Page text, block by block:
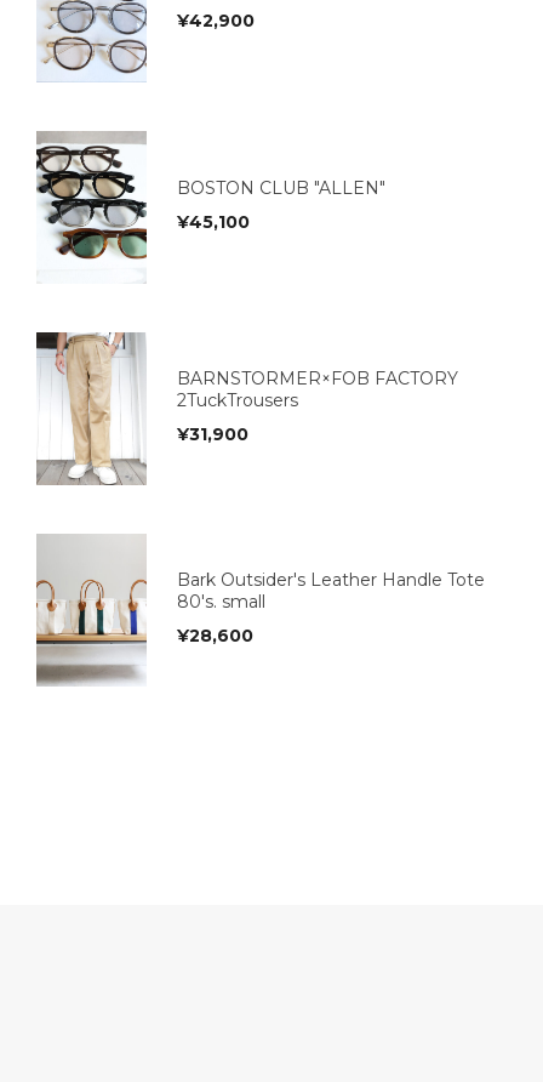
¥42,900
BOSTON CLUB "ALLEN"
¥45,100
BARNSTORMER×FOB FACTORY
2TuckTrousers
¥31,900
Bark Outsider's Leather Handle Tote
80's. small
¥28,600